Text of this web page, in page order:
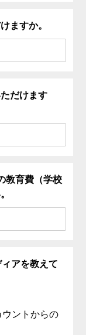
ますか。
だけます
教育費（学校
アを教えて
ントからの